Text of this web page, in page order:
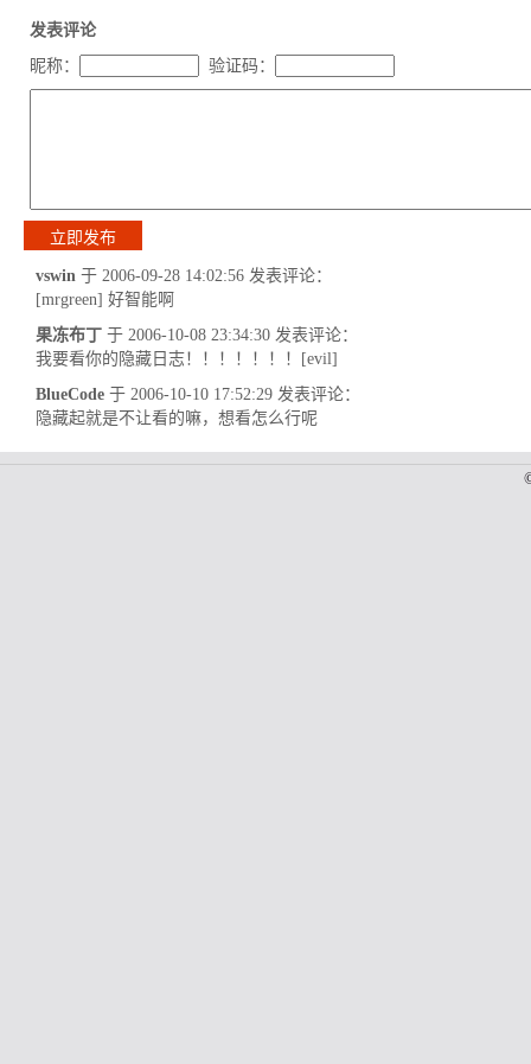
发表评论
昵称：
验证码：
vswin 于 2006-09-28 14:02:56 发表评论：
[mrgreen] 好智能啊
果冻布丁 于 2006-10-08 23:34:30 发表评论：
我要看你的隐藏日志！！！！！！！[evil]
BlueCode 于 2006-10-10 17:52:29 发表评论：
隐藏起就是不让看的嘛，想看怎么行呢